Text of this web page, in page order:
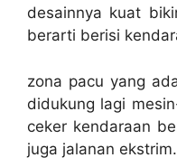
desainnya kuat
berarti berisi
zona pacu yang
didukung lagi
ceker kendaraan
juga jalanan ekstrim.